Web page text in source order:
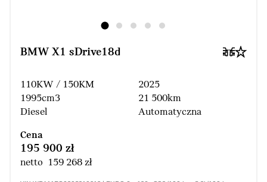
BMW X1 sDrive18d
110KW / 150KM
1995cm3
Diesel
2025
21 500km
Automatyczna
Cena
195 900 zł
netto 159 268 zł